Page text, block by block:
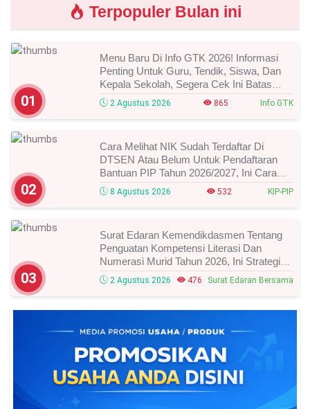
Terpopuler Bulan ini
01
Menu Baru Di Info GTK 2026! Informasi
Penting Untuk Guru, Tendik, Siswa, Dan
Kepala Sekolah, Segera Cek Ini Batas
Waktunya!
2 Agustus 2026 865 Info GTK
02
Cara Melihat NIK Sudah Terdaftar Di
DTSEN Atau Belum Untuk Pendaftaran
Bantuan PIP Tahun 2026/2027, Ini Cara
Cek Dan Syarat Perubahan Desil!
8 Agustus 2026 532 KIP-PIP
03
Surat Edaran Kemendikdasmen Tentang
Penguatan Kompetensi Literasi Dan
Numerasi Murid Tahun 2026, Ini Strategi
Dan Alurnya
2 Agustus 2026 476 Surat Edaran Bersama